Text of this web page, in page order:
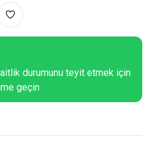
durumunu teyit etmek için
geçin